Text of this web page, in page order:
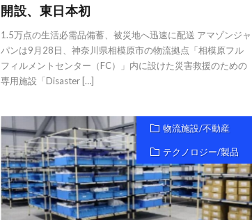
開設、東日本初
1.5万点の生活必需品備蓄、被災地へ迅速に配送 アマゾンジャ
パンは9月28日、神奈川県相模原市の物流拠点「相模原フル
フィルメントセンター（FC）」内に設けた災害救援のための
専用施設「Disaster […]
物流施設/不動産
テクノロジー/製品